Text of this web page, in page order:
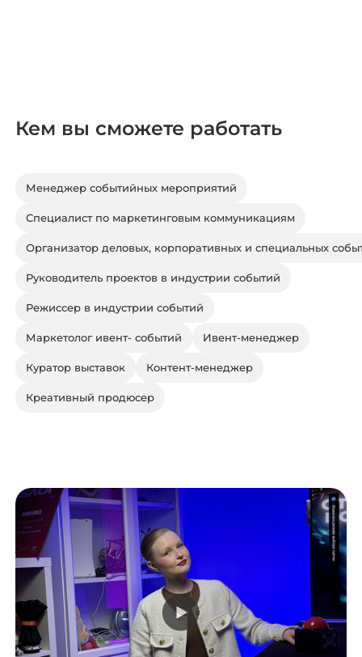
Кем вы сможете работать
Менеджер событийных мероприятий
Специалист по маркетинговым коммуникациям
Организатор деловых, корпоративных и специальных
Руководитель проектов в индустрии событий
Режиссер в индустрии событий
Маркетолог ивент- событий Ивент-менеджер
Куратор выставок Контент-менеджер
Креативный продюсер